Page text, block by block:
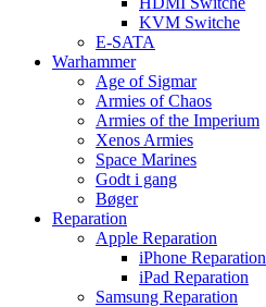
KVM Switche
E-SATA
Warhammer
Age of Sigmar
Armies of Chaos
Armies of the Imperium
Xenos Armies
Space Marines
Godt i gang
Bøger
Reparation
Apple Reparation
iPhone Reparation
iPad Reparation
Samsung Reparation